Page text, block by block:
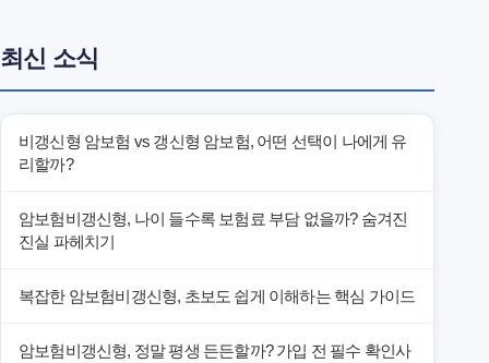
최신 소식
비갱신형 암보험 vs 갱신형 암보험, 어떤 선택이 나에게 유
리할까?
암보험비갱신형, 나이 들수록 보험료 부담 없을까? 숨겨진
진실 파헤치기
복잡한 암보험비갱신형, 초보도 쉽게 이해하는 핵심 가이드
암보험비갱신형, 정말 평생 든든할까? 가입 전 필수 확인사